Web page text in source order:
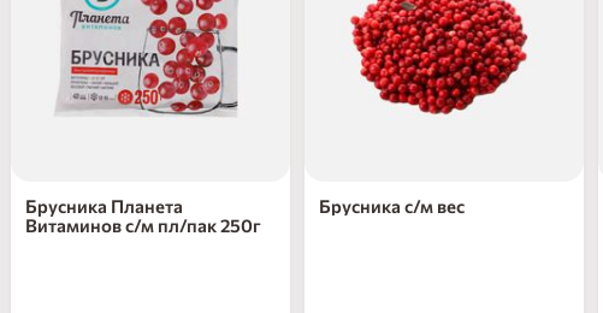
Брусника Планета
Витаминов с/м пл/пак 250г
Брусника с/м вес